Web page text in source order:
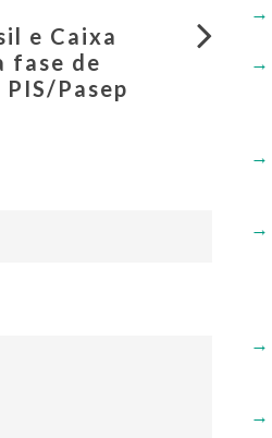
e Caixa
fase de
Pasep